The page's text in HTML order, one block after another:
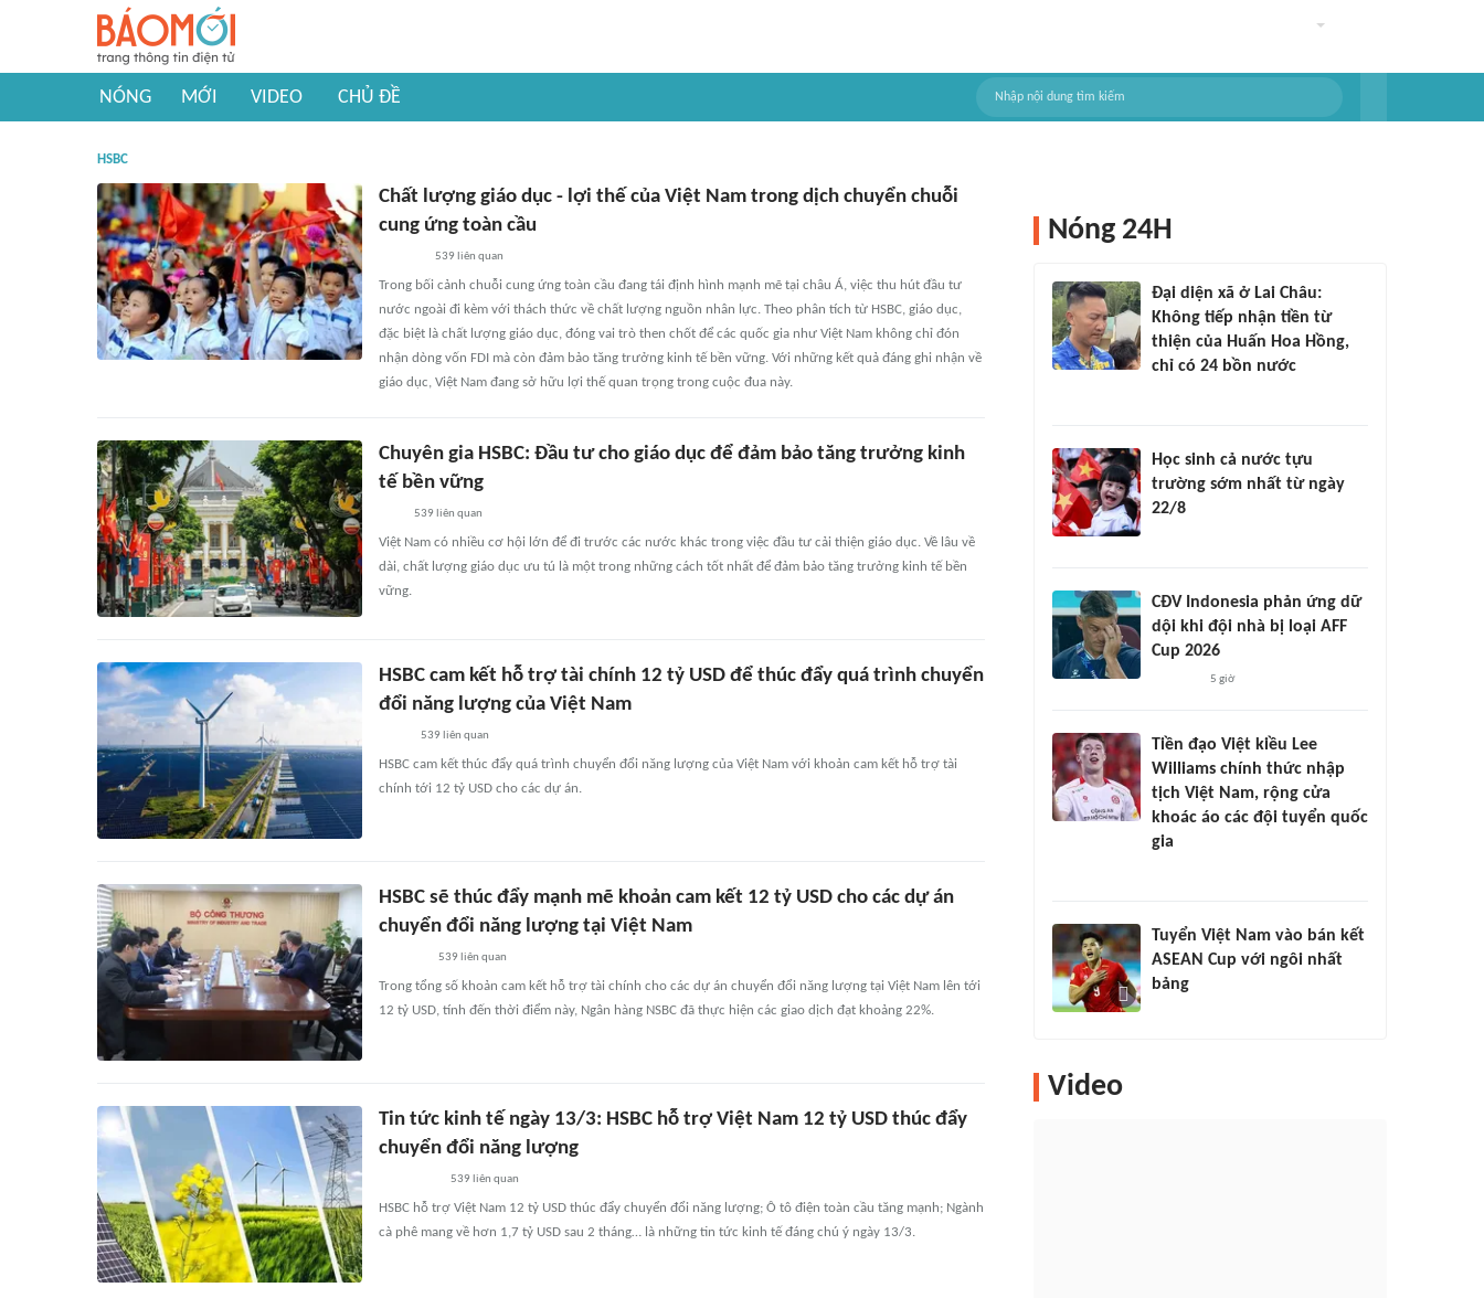
NÓNG MỚI VIDEO CHỦ ĐỀ
HSBC
Chất lượng giáo dục - lợi thế của Việt Nam trong dịch chuyển chuỗi
cung ứng toàn cầu
539 liên quan
Trong bối cảnh chuỗi cung ứng toàn cầu đang tái định hình mạnh mẽ tại châu Á, việc thu hút đầu tư
nước ngoài đi kèm với thách thức về chất lượng nguồn nhân lực. Theo phân tích từ HSBC, giáo dục,
đặc biệt là chất lượng giáo dục, đóng vai trò then chốt để các quốc gia như Việt Nam không chỉ đón
nhận dòng vốn FDI mà còn đảm bảo tăng trưởng kinh tế bền vững. Với những kết quả đáng ghi nhận về
giáo dục, Việt Nam đang sở hữu lợi thế quan trọng trong cuộc đua này.
Chuyên gia HSBC: Đầu tư cho giáo dục để đảm bảo tăng trưởng kinh
tế bền vững
539 liên quan
Việt Nam có nhiều cơ hội lớn để đi trước các nước khác trong việc đầu tư cải thiện giáo dục. Về lâu về
dài, chất lượng giáo dục ưu tú là một trong những cách tốt nhất để đảm bảo tăng trưởng kinh tế bền
vững.
HSBC cam kết hỗ trợ tài chính 12 tỷ USD để thúc đẩy quá trình chuyển
đổi năng lượng của Việt Nam
539 liên quan
HSBC cam kết thúc đẩy quá trình chuyển đổi năng lượng của Việt Nam với khoản cam kết hỗ trợ tài
chính tới 12 tỷ USD cho các dự án.
HSBC sẽ thúc đẩy mạnh mẽ khoản cam kết 12 tỷ USD cho các dự án
chuyển đổi năng lượng tại Việt Nam
539 liên quan
Trong tổng số khoản cam kết hỗ trợ tài chính cho các dự án chuyển đổi năng lượng tại Việt Nam lên tới
12 tỷ USD, tính đến thời điểm này, Ngân hàng NSBC đã thực hiện các giao dịch đạt khoảng 22%.
Tin tức kinh tế ngày 13/3: HSBC hỗ trợ Việt Nam 12 tỷ USD thúc đẩy
chuyển đổi năng lượng
539 liên quan
HSBC hỗ trợ Việt Nam 12 tỷ USD thúc đẩy chuyển đổi năng lượng; Ô tô điện toàn cầu tăng mạnh; Ngành
cà phê mang về hơn 1,7 tỷ USD sau 2 tháng… là những tin tức kinh tế đáng chú ý ngày 13/3.
Nóng 24H
Đại diện xã ở Lai Châu:
Không tiếp nhận tiền từ
thiện của Huấn Hoa Hồng,
chỉ có 24 bồn nước
Học sinh cả nước tựu
trường sớm nhất từ ngày
22/8
CĐV Indonesia phản ứng dữ
dội khi đội nhà bị loại AFF
Cup 2026
5 giờ
Tiền đạo Việt kiều Lee
Williams chính thức nhập
tịch Việt Nam, rộng cửa
khoác áo các đội tuyển quốc
gia
Tuyển Việt Nam vào bán kết
ASEAN Cup với ngôi nhất
bảng
Video